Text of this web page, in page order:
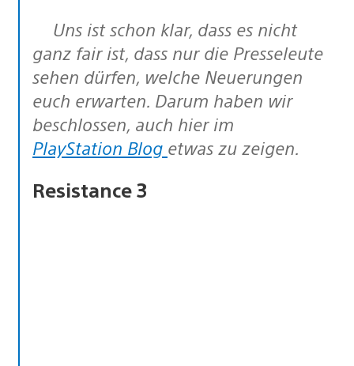
Uns ist schon klar, dass es nicht
ganz fair ist, dass nur die Presseleute
sehen dürfen, welche Neuerungen
euch erwarten. Darum haben wir
beschlossen, auch hier im
PlayStation Blog etwas zu zeigen.
Resistance 3